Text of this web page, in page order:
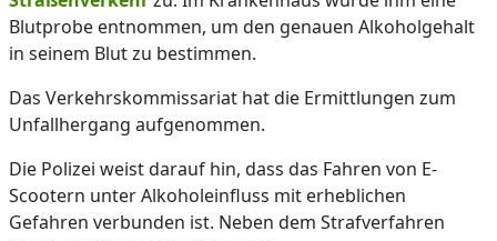
Blutprobe entnommen, um den genauen Alkoholgehalt
in seinem Blut zu bestimmen.
Das Verkehrskommissariat hat die Ermittlungen zum
Unfallhergang aufgenommen.
Die Polizei weist darauf hin, dass das Fahren von E-
Scootern unter Alkoholeinfluss mit erheblichen
Gefahren verbunden ist. Neben dem Strafverfahren